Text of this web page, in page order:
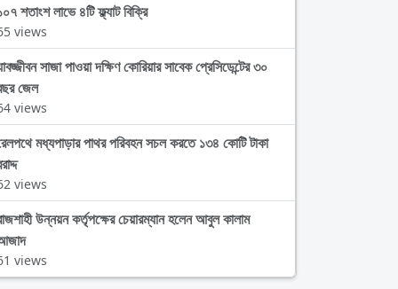
শতাংশ লাভে ৪টি ফ্ল্যাট বিক্রি
views
সাজা পাওয়া দক্ষিণ কোরিয়ার সাবেক প্রেসিডেন্টের ৩০
জেল
views
মধ্যপাড়ার পাথর পরিবহন সচল করতে ১৩৪ কোটি টাকা
views
উন্নয়ন কর্তৃপক্ষের চেয়ারম্যান হলেন আবুল কালাম
views